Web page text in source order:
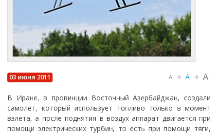
03 июня 2011 A A A
В Иране, в провинции Восточный Азербайджан, создали
самолет, который использует топливо только в момент
взлета, а после поднятия в воздух аппарат двигается при
помощи электрических турбин, то есть при помощи тяги,